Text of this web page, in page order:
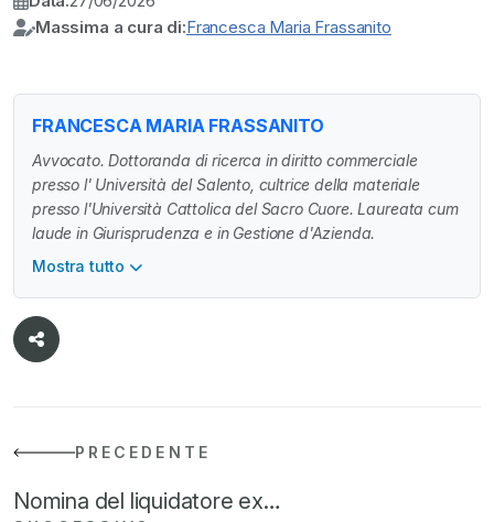
Massima a cura di:Francesca Maria Frassanito
FRANCESCA MARIA FRASSANITO
Avvocato. Dottoranda di ricerca in diritto commerciale
presso l' Università del Salento, cultrice della materiale
presso l'Università Cattolica del Sacro Cuore. Laureata cum
laude in Giurisprudenza e in Gestione d'Azienda.
Mostra tutto
PRECEDENTE
Nomina del liquidatore ex…